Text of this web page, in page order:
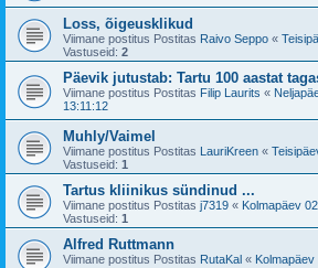
Loss, õigeusklikud
Viimane postitus Postitas Raivo Seppo «
Vastuseid: 2
Päevik jutustab: Tartu 100 aastat
Viimane postitus Postitas Filip Laurits «
13:11:12
Muhly/Vaimel
Viimane postitus Postitas LauriKreen «
Vastuseid: 1
Tartus kliinikus sündinud ...
Viimane postitus Postitas j7319 « Kolmapäev
Vastuseid: 1
Alfred Ruttmann
Viimane postitus Postitas RutaKal « Kolmapäev